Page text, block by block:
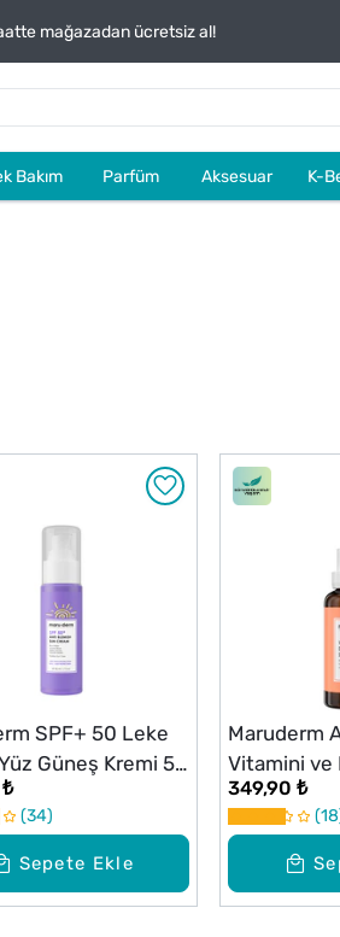
mağazadan ücretsiz al!
Bakım Parfüm Aksesuar K-
Sepete Ekle
SPF+ 50 Leke
Yüz Güneş Kremi 50
34
Maruderm
Vitamini ve
Bakım
349,90 ₺
18